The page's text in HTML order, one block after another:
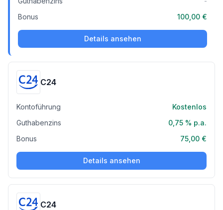
Bonus
100,00 €
Details ansehen
C24
Kontoführung
Kostenlos
Guthabenzins
0,75 % p.a.
Bonus
75,00 €
Details ansehen
C24